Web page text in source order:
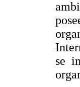
se